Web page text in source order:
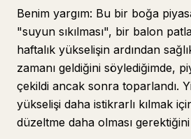
Benim yargım: Bu bir boğa
"suyun sıkılması", bir balon
haftalık yükselişin ardından
zamanı geldiğini söylediğimde,
çekildi ancak sonra toparlandı.
yükselişi daha istikrarlı kılmak
düzeltme daha olması